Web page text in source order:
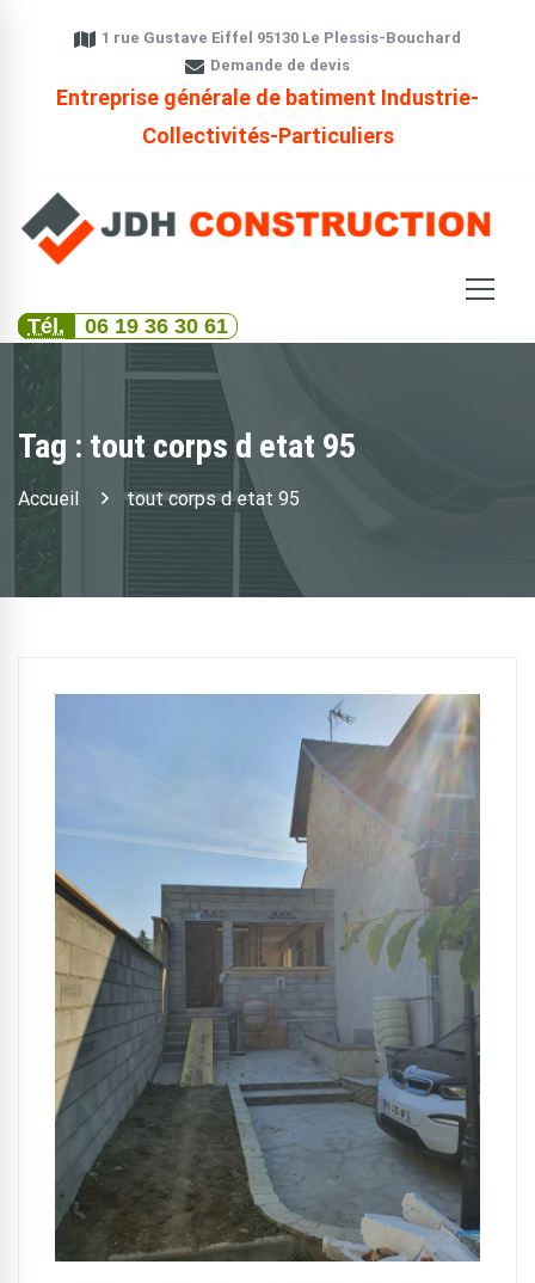
1 rue Gustave Eiffel 95130 Le Plessis-Bouchard
Demande de devis
Entreprise générale de batiment Industrie-
Collectivités-Particuliers
Tél. 06 19 36 30 61
Tag : tout corps d etat 95
Accueil tout corps d etat 95